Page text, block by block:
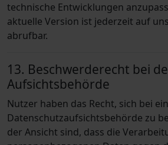
technische Entwicklungen
aktuelle Version ist jederzeit auf
abrufbar.
13. Beschwerderecht bei
Aufsichtsbehörde
Nutzer haben das Recht, sich bei
Datenschutzaufsichtsbehörde zu
der Ansicht sind, dass die